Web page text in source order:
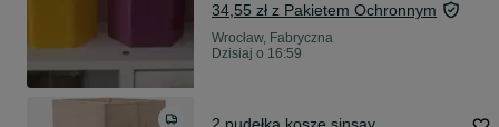
34,55 zł z Pakietem Ochronnym
Wrocław, Fabryczna
Dzisiaj o 16:59